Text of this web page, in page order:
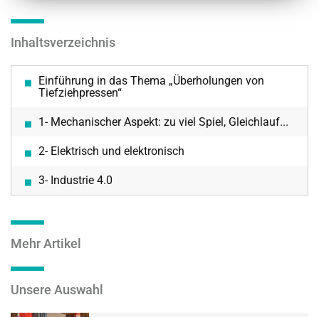
Inhaltsverzeichnis
Einführung in das Thema „Überholungen von
Tiefziehpressen“
1- Mechanischer Aspekt: zu viel Spiel, Gleichlauf...
2- Elektrisch und elektronisch
3- Industrie 4.0
Mehr Artikel
Unsere Auswahl